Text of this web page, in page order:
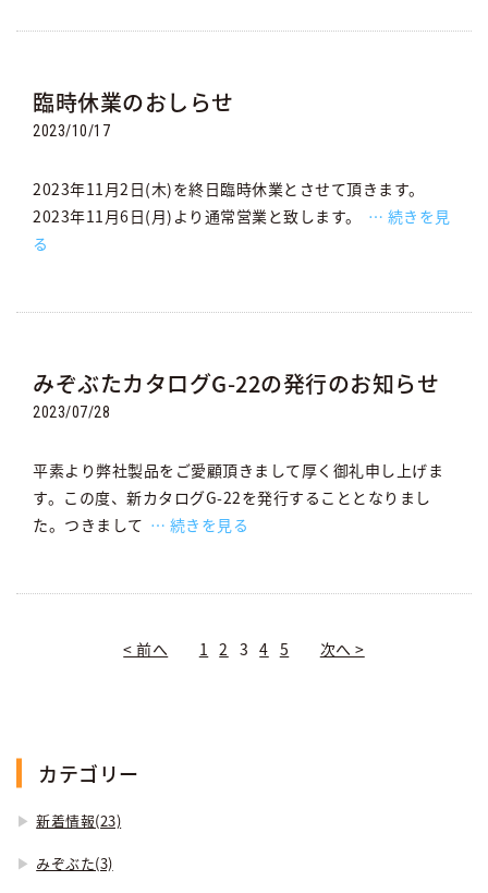
臨時休業のおしらせ
2023/10/17
2023年11月2日(木)を終日臨時休業とさせて頂きます。
2023年11月6日(月)より通常営業と致します。
続きを見
る
みぞぶたカタログG-22の発行のお知らせ
2023/07/28
平素より弊社製品をご愛顧頂きまして厚く御礼申し上げま
す。この度、新カタログG-22を発行することとなりまし
た。つきまして
続きを見る
< 前へ 1 2 3 4 5 次へ >
カテゴリー
新着情報(23)
みぞぶた(3)